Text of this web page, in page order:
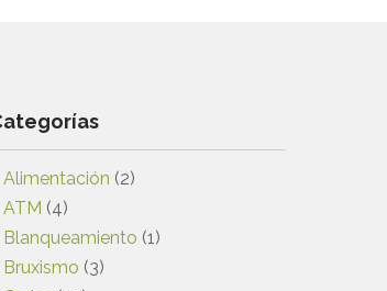
Alimentación (2)
ATM (4)
Blanqueamiento (1)
Bruxismo (3)